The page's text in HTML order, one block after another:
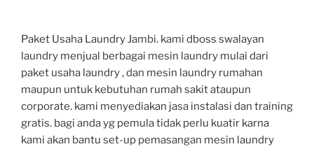
Paket Usaha Laundry Jambi. kami dboss swalayan
laundry menjual berbagai mesin laundry mulai dari
paket usaha laundry , dan mesin laundry rumahan
maupun untuk kebutuhan rumah sakit ataupun
corporate. kami menyediakan jasa instalasi dan training
gratis. bagi anda yg pemula tidak perlu kuatir karna
kami akan bantu set-up pemasangan mesin laundry